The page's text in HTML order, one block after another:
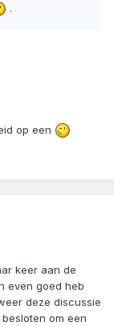
.
op een
keer aan de
even goed heb
deze discussie
om een